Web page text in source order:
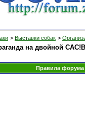
> Выставки собак >
на двойной
Правила форума